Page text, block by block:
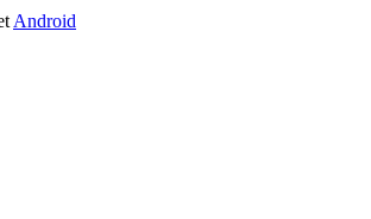
Android